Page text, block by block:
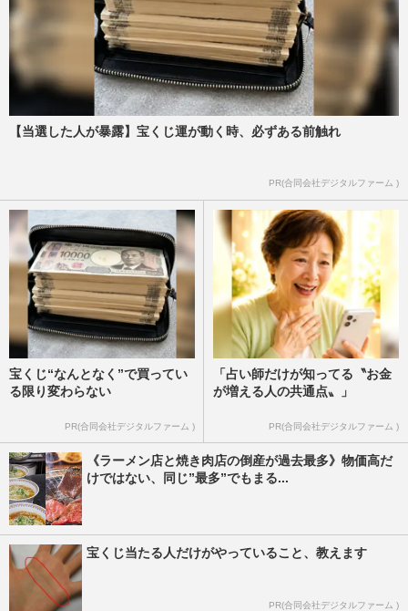
【当選した人が暴露】宝くじ運が動く時、必ずある前触れ
PR(合同会社デジタルファーム )
宝くじ“なんとなく”で買ってい
る限り変わらない
PR(合同会社デジタルファーム )
「占い師だけが知ってる〝お金
が増える人の共通点〟」
PR(合同会社デジタルファーム )
《ラーメン店と焼き肉店の倒産が過去最多》物価高だ
けではない、同じ”最多”でもまる...
宝くじ当たる人だけがやっていること、教えます
PR(合同会社デジタルファーム )